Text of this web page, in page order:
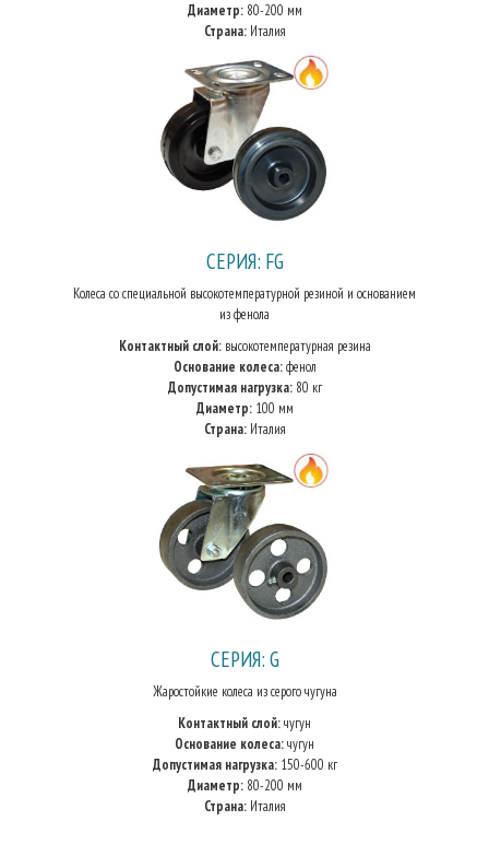
Диаметр:80-200 мм
Страна:Италия
СЕРИЯ: FG
Колеса со специальной высокотемпературной резиной и основанием
из фенола
Контактный слой:высокотемпературная резина
Основание колеса:фенол
Допустимая нагрузка:80 кг
Диаметр:100 мм
Страна:Италия
СЕРИЯ: G
Жаростойкие колеса из серого чугуна
Контактный слой:чугун
Основание колеса:чугун
Допустимая нагрузка:150-600 кг
Диаметр:80-200 мм
Страна:Италия